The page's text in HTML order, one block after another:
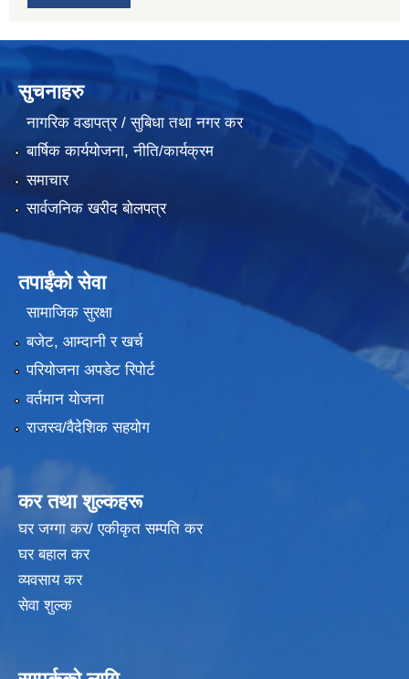
सुचनाहरु
नागरिक वडापत्र / सुबिधा तथा नगर कर
बार्षिक कार्ययोजना, नीति/कार्यक्रम
समाचार
सार्वजनिक खरीद बोलपत्र
तपाईंको सेवा
सामाजिक सुरक्षा
बजेट, आम्दानी र खर्च
परियोजना अपडेट रिपोर्ट
वर्तमान योजना
राजस्व/वैदेशिक सहयोग
कर तथा शुल्कहरू
घर जग्गा कर/ एकीकृत सम्पति कर
घर बहाल कर
व्यवसाय कर
सेवा शुल्क